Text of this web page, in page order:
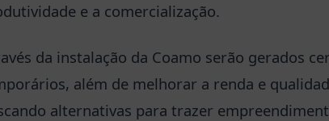
e a comercialização.
da instalação da Coamo serão gerados
além de melhorar a renda e
alternativas para trazer